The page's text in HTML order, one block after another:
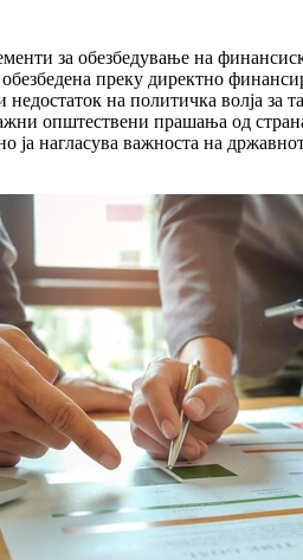
за обезбедување на
преку директно
на политичка волја
општествени прашања од
ја нагласува важноста на